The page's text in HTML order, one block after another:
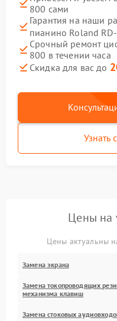
800 сами
Гарантия на наши
пианино Roland
Срочный ремонт
800 в течении часа
Скидка для вас до
Узнать
Цены на
Цены актуальны
Замена экрана
Замена токопроводящих
механизма клавиш
Замена стоковых